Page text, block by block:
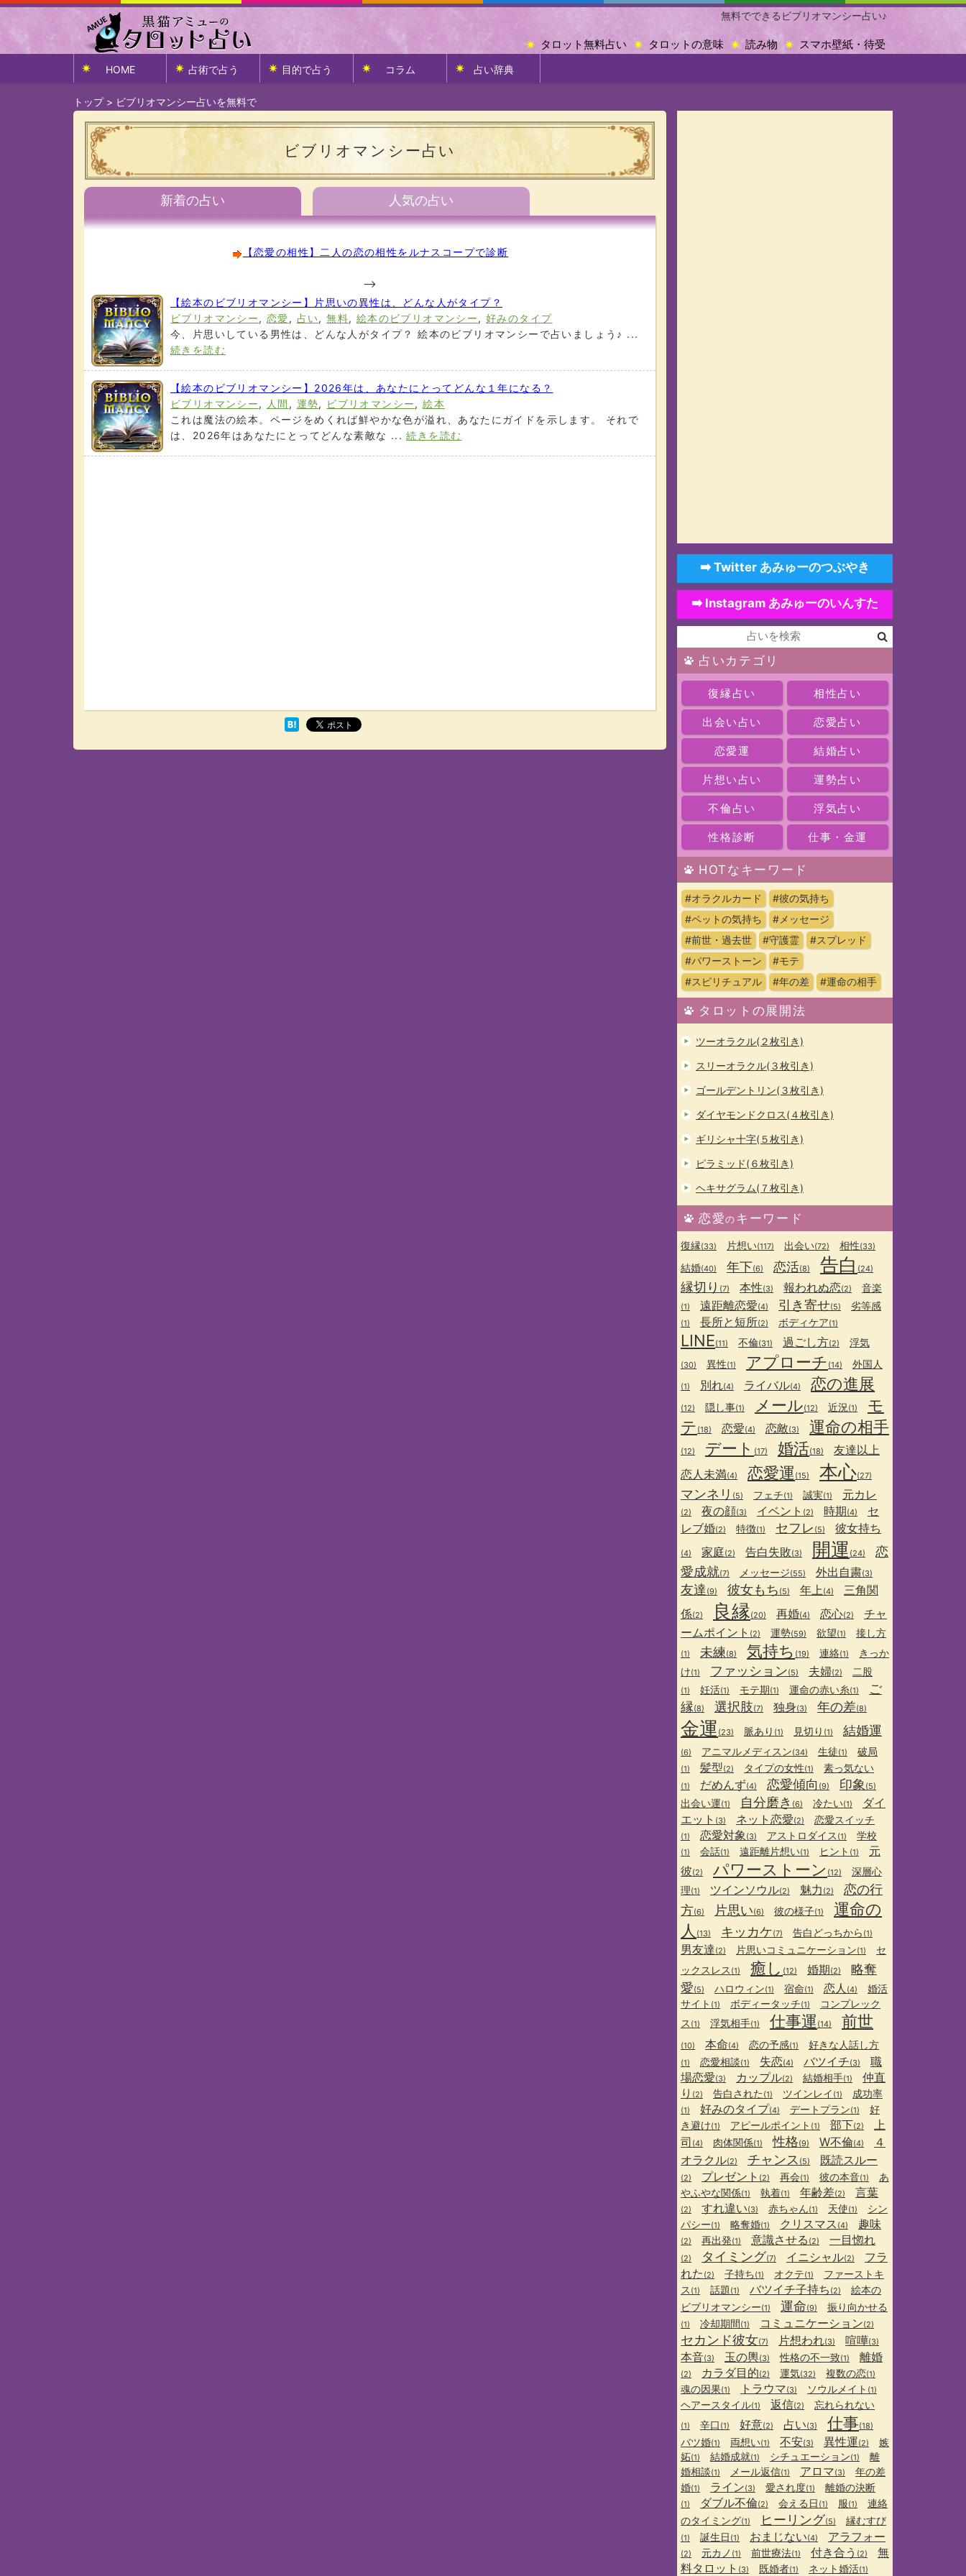
無料でできるビブリオマンシー占い♪
スマホ壁紙・待受
読み物
タロットの意味
タロット無料占い
HOME 占術で占う 目的で占う コラム 占い辞典
トップ> ビブリオマンシー占いを無料で
ビブリオマンシー占い
新着の占い 人気の占い
【恋愛の相性】二人の恋の相性をルナスコープで診断
-->
【絵本のビブリオマンシー】片思いの異性は、どんな人がタイプ？
ビブリオマンシー, 恋愛 , 占い,無料, 絵本のビブリオマンシー,好みのタイプ
今、片思いしている男性は、どんな人がタイプ？ 絵本のビブリオマンシーで占いましょう♪ ...
続きを読む
【絵本のビブリオマンシー】2026年は、あなたにとってどんな１年になる？
ビブリオマンシー, 人間 , 運勢, ビブリオマンシー,絵本
これは魔法の絵本。ページをめくれば鮮やかな色が溢れ、あなたにガイドを示します。 それで
は、2026年はあなたにとってどんな素敵な ...続きを読む
➡️ Twitter あみゅーのつぶやき
➡️ Instagram あみゅーのいんすた
占いカテゴリ
復縁占い 相性占い
出会い占い 恋愛占い
恋愛運 結婚占い
片想い占い 運勢占い
不倫占い 浮気占い
性格診断 仕事・金運
HOTなキーワード
#オラクルカード
#彼の気持ち
#ペットの気持ち
#メッセージ
#前世・過去世
#守護霊
#スプレッド
#パワーストーン
#モテ
#スピリチュアル
#年の差 #運命の相手
タロットの展開法
ツーオラクル(２枚引き)
スリーオラクル(３枚引き)
ゴールデントリン(３枚引き)
ダイヤモンドクロス(４枚引き)
ギリシャ十字(５枚引き)
ピラミッド(６枚引き)
ヘキサグラム(７枚引き)
恋愛のキーワード
復縁(33) 片想い(117) 出会い(72) 相性(33)
結婚(40) 年下(6) 恋活(8) 告白 (24)
縁切り (7) 本性(3) 報われぬ恋(2) 音楽
(1) 遠距離恋愛(4) 引き寄せ(5) 劣等感
(1) 長所と短所(2) ボディケア(1)
LINE(11) 不倫(31) 過ごし方(2) 浮気
(30) 異性(1) アプローチ (14) 外国人
(1) 別れ(4) ライバル(4) 恋の進展
(12) 隠し事(1) メール(12) 近況 (1)
モ
テ (18) 恋愛(4) 恋敵(3) 運命の相手
(12) デート (17) 婚活(18)
友達以上
恋人未満(4) 恋愛運 (15) 本心(27)
マンネリ (5) フェチ(1) 誠実(1) 元カレ
(2) 夜の顔(3) イベント (2) 時期(4)
セ
レブ婚(2) 特徴(1) セフレ (5) 彼女持ち
(4) 家庭(2) 告白失敗(3) 開運 (24)
恋
愛成就(7) メッセージ(55) 外出自粛(3)
友達 (9) 彼女もち (5) 年上(4)
三角関
係(2) 良縁(20) 再婚(4) 恋心(2)
チャ
ームポイント (2) 運勢(59) 欲望(1) 接し方
(1) 未練(8) 気持ち (19) 連絡(1)
きっか
け(1) ファッション(5) 夫婦(2) 二股
(1) 妊活(1) モテ期(1) 運命の赤い糸(1)
ご
縁(8) 選択肢(7) 独身(3) 年の差(8)
金運 (23) 脈あり (1) 見切り (1) 結婚運
(6) アニマルメディスン(34) 生徒(1) 破局
(1) 髪型(2) タイプの女性(1) 素っ気ない
(1) だめんず(4) 恋愛傾向 (9) 印象 (5)
出会い運(1) 自分磨き (6) 冷たい(1)
ダイ
エット (3) ネット恋愛(2) 恋愛スイッチ
(1) 恋愛対象(3) アストロダイス (1) 学校
(1) 会話(1) 遠距離片想い(1) ヒント (1)
元
彼(2) パワーストーン (12)
深層心
理(1) ツインソウル(2) 魅力 (2)
恋の行
方(6) 片思い(6) 彼の様子(1)
運命の
人 (13) キッカケ(7) 告白どっちから (1)
男友達(2) 片思いコミュニケーション(1)
セ
ックスレス (1) 癒し (12) 婚期(2)
略奪
愛(5) ハロウィン(1) 宿命(1) 恋人 (4)
婚活
サイト (1) ボディータッチ(1)
コンプレック
ス (1) 浮気相手(1) 仕事運 (14) 前世
(10) 本命(4) 恋の予感(1) 好きな人話し方
(1) 恋愛相談(1) 失恋(4) バツイチ(3)
職
場恋愛(3) カップル(2) 結婚相手(1)
仲直
り (2) 告白された (1) ツインレイ (1) 成功率
(1) 好みのタイプ(4) デートプラン(1)
好
き避け(1) アピールポイント (1) 部下(2)
上
司 (4) 肉体関係(1) 性格(9) W不倫(4)
４
オラクル(2) チャンス (5) 既読スルー
(2) プレゼント (2) 再会(1) 彼の本音(1)
あ
やふやな関係(1) 執着(1) 年齢差(2) 言葉
(2) すれ違い(3) 赤ちゃん(1) 天使(1)
シン
パシー(1) 略奪婚(1) クリスマス (4) 趣味
(2) 再出発(1) 意識させる (2) 一目惚れ
(2) タイミング(7) イニシャル(2)
フラ
れた (2) 子持ち(1) オクテ(1)
ファーストキ
ス (1) 話題(1) バツイチ子持ち (2)
絵本の
ビブリオマンシー(1) 運命(9) 振り向かせる
(1) 冷却期間(1) コミュニケーション(2)
セカンド彼女(7) 片想われ(3) 喧嘩(3)
本音(3) 玉の輿(3) 性格の不一致(1) 離婚
(2) カラダ目的(2) 運気(32) 複数の恋(1)
魂の因果(1) トラウマ(3) ソウルメイト (1)
ヘアースタイル(1) 返信(2) 忘れられない
(1) 辛口 (1) 好意(2) 占い(3) 仕事(18)
バツ婚(1) 両想い(1) 不安(3) 異性運(2)
嫉
妬(1) 結婚成就(1) シチュエーション(1)
離
婚相談(1) メール返信(1) アロマ(3)
年の差
婚(1) ライン(3) 愛され度(1) 離婚の決断
(1) ダブル不倫(2) 会える日 (1) 服(1)
連絡
のタイミング(1) ヒーリング(5) 縁むすび
(1) 誕生日 (1) おまじない(4) アラフォー
(2) 元カノ (1) 前世療法(1) 付き合う (2)
無
料タロット (3) 既婚者(1) ネット婚活(1)